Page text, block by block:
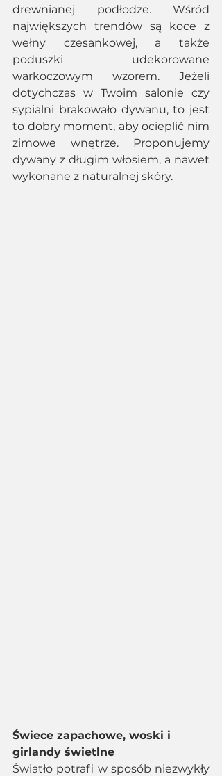
drewnianej podłodze. Wśród
największych trendów są koce z
wełny czesankowej, a także
poduszki udekorowane
warkoczowym wzorem. Jeżeli
dotychczas w Twoim salonie czy
sypialni brakowało dywanu, to jest
to dobry moment, aby ocieplić nim
zimowe wnętrze. Proponujemy
dywany z długim włosiem, a nawet
wykonane z naturalnej skóry.
Świece zapachowe, woski i
girlandy świetlne
Światło potrafi w sposób niezwykły